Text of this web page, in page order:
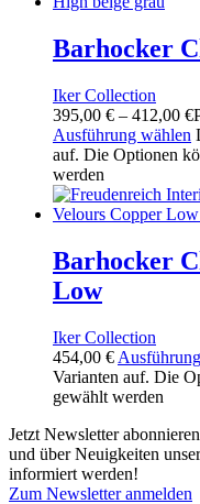
Barhocker
Iker Collection
395,00 € – 412,00 €
Ausführung wählen
auf. Die Optionen
werden
Barhocker
Low
Iker Collection
454,00 €
Varianten auf. Die
gewählt werden
Jetzt Newsletter abonnieren
und über Neuigkeiten
informiert werden!
Zum Newsletter anmelden